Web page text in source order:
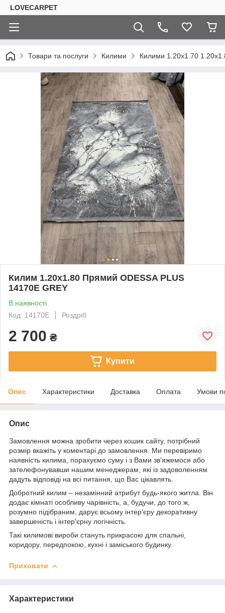
LOVECARPET
Товари та послуги Килими Килими 1.20х1.70
Килим 1.20х1.80 Прямий ODESSA PLUS
14170E GREY
В наявності
Код: 14170E
Роздріб
2 700 ₴
Купити
Опис Характеристики Доставка Оплата Умови
Опис
Замовлення можна зробити через кошик сайту, потрібний
розмір вкажіть у коментарі до замовлення. Ми перевіримо
наявність килима, порахуємо суму і з Вами зв'яжемося або
зателефонувавши нашим менеджерам, які із задоволенням
дадуть відповіді на всі питання, що Вас цікавлять.
Добротний килим – незамінний атрибут будь-якого житла. Він
додає кімнаті особливу чарівність, а, будучи, до того ж,
розумно підібраним, дарує всьому інтер'єру декоративну
завершеність і інтер'єрну логічність.
Такі килимові вироби стануть прикрасою для спальні,
коридору, передпокою, кухні і заміського будинку.
Приховати
Характеристики